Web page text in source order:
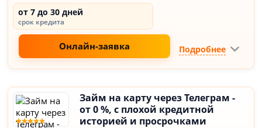
от 7 до 30 дней
срок кредита
Онлайн-заявка Подробнее
Займ на карту через Телеграм -
от 0 %, с плохой кредитной
историей и просрочками